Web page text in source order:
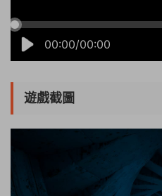
00:00/00:00
遊戲截圖